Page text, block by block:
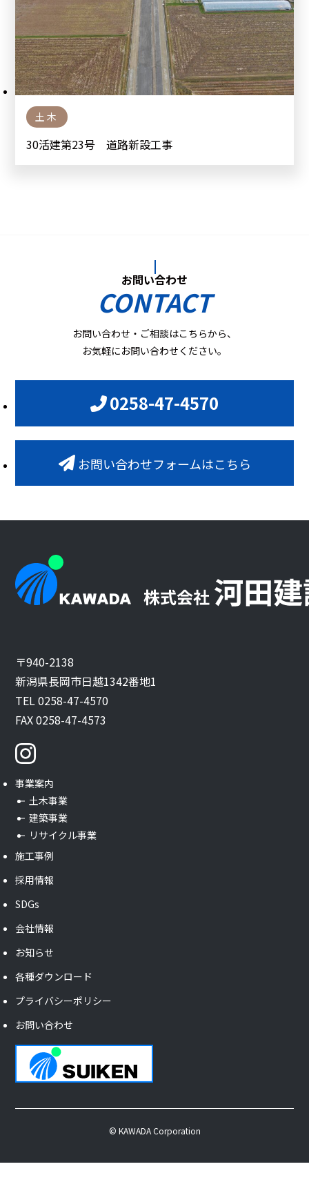
土木
30活建第23号 道路新設工事
お問い合わせ
CONTACT
お問い合わせ・ご相談はこちらから、
お気軽にお問い合わせください。
0258-47-4570
お問い合わせフォームはこちら
〒940-2138
新潟県長岡市日越1342番地1
TEL 0258-47-4570
FAX 0258-47-4573
事業案内
土木事業
建築事業
リサイクル事業
施工事例
採用情報
SDGs
会社情報
お知らせ
各種ダウンロード
プライバシーポリシー
お問い合わせ
© KAWADA Corporation